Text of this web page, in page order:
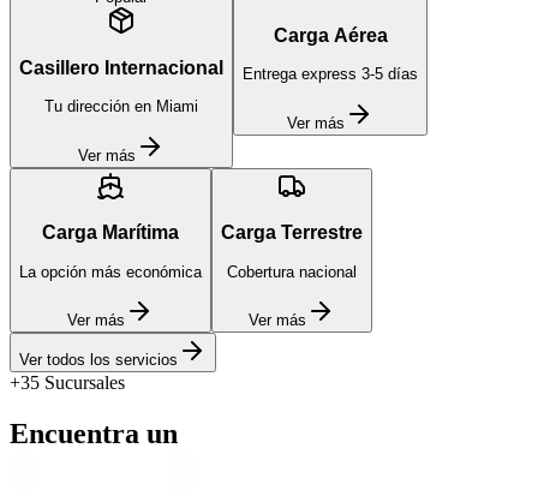
Casillero Internacional
Tu dirección en Miami
Ver más
Carga Aérea
Entrega express 3-5 días
Ver más
Carga Marítima
La opción más económica
Ver más
Carga Terrestre
Cobertura nacional
Ver más
Ver todos los servicios
+35 Sucursales
Encuentra un